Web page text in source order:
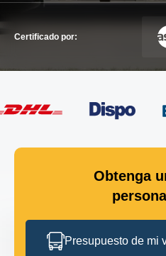
Certificado por:
Obtenga
Presupuesto de mi